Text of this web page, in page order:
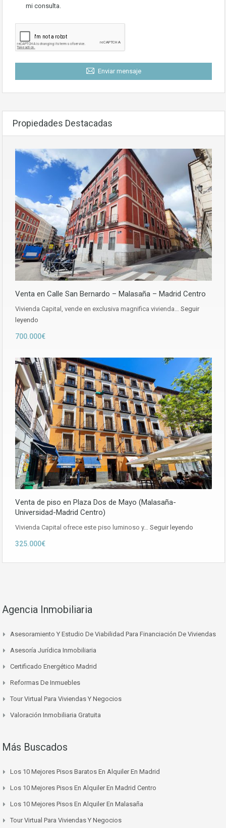
mi consulta.
Enviar mensaje
Propiedades Destacadas
Venta en Calle San Bernardo – Malasaña – Madrid Centro
Vivienda Capital, vende en exclusiva magnifica vivienda… Seguir
leyendo
700.000€
Venta de piso en Plaza Dos de Mayo (Malasaña-
Universidad-Madrid Centro)
Vivienda Capital ofrece este piso luminoso y… Seguir leyendo
325.000€
Agencia Inmobiliaria
Asesoramiento Y Estudio De Viabilidad Para Financiación De Viviendas
Asesoría Jurídica Inmobiliaria
Certificado Energético Madrid
Reformas De Inmuebles
Tour Virtual Para Viviendas Y Negocios
Valoración Inmobiliaria Gratuita
Más Buscados
Los 10 Mejores Pisos Baratos En Alquiler En Madrid
Los 10 Mejores Pisos En Alquiler En Madrid Centro
Los 10 Mejores Pisos En Alquiler En Malasaña
Tour Virtual Para Viviendas Y Negocios